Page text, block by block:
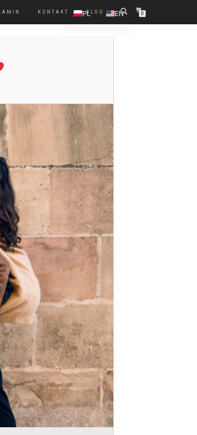
KONTAKT BLOG 0
PL EN